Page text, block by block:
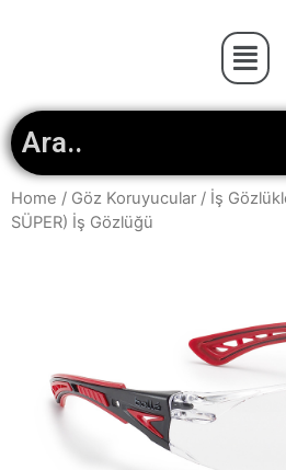
Home / Göz Koruyucular / İş
SÜPER) İş Gözlüğü